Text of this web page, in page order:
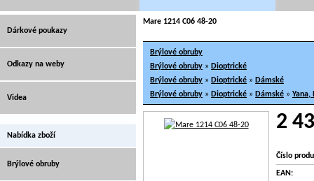
Mare 1214 C06 48-20
Brýlové obruby
Brýlové obruby » Dioptrické
Brýlové obruby » Dioptrické » Dámské
Brýlové obruby » Dioptrické » Dámské » Yana,
2
Číslo
EAN:
Dárkové poukazy
Odkazy na weby
Videa
Nabídka zboží
Brýlové obruby